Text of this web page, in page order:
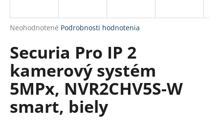
Priemerné
produktu
je
0,0
5
hviezdičiek.
Neohodnotené Podrobnosti hodnotenia
Securia Pro IP 2
kamerový systém
5MPx, NVR2CHV5S-W
smart, biely
j
ť
?
HĽADAŤ